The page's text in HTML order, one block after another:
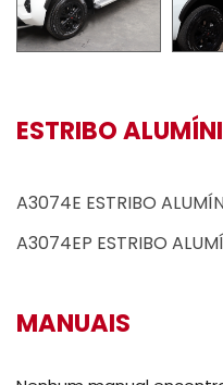
ESTRIBO
A3074E ESTRIBO
A3074EP ESTRIBO
MANUAIS